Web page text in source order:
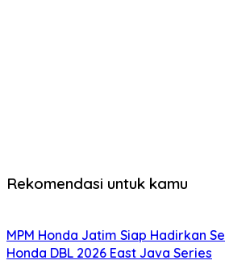
Rekomendasi untuk kamu
MPM Honda Jatim Siap Hadirkan
Honda DBL 2026 East Java Series